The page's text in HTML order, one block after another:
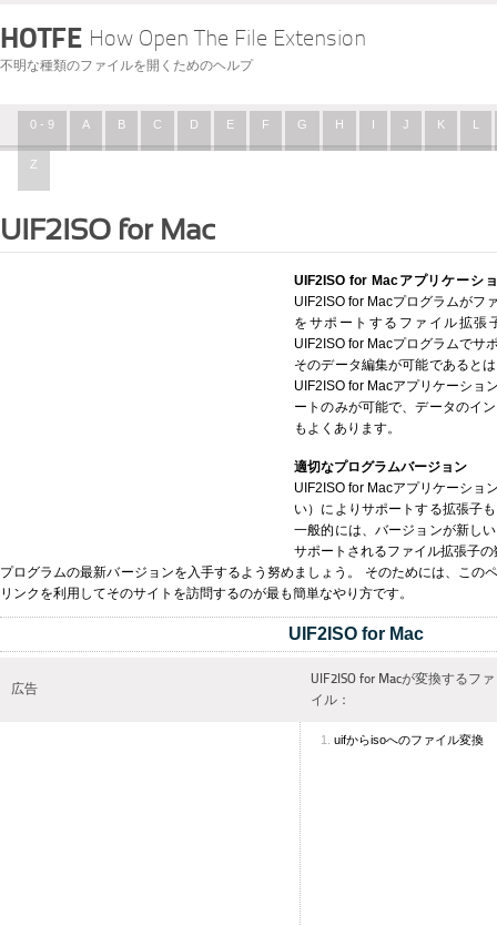
HOTFE How Open The File Extension
不明な種類のファイルを開くためのヘルプ
0 - 9 A B C D E F G H I J K L
Z
UIF2ISO for Mac
UIF2ISO for Macアプリケーシ
UIF2ISO for Macプログラムがフ
をサポートするファイル拡張
UIF2ISO for Macプログラムでサ
そのデータ編集が可能であると
UIF2ISO for Macアプリケーショ
ートのみが可能で、データのイ
もよくあります。
適切なプログラムバージョン
UIF2ISO for Macアプリケーショ
い）によりサポートする拡張子
一般的には、バージョンが新し
サポートされるファイル拡張子
プログラムの最新バージョンを入手するよう努めましょう。 そのためには、この
リンクを利用してそのサイトを訪問するのが最も簡単なやり方です。
UIF2ISO for Mac
広告
UIF2ISO for Macが変換するファ
イル：
uifからisoへのファイル変換